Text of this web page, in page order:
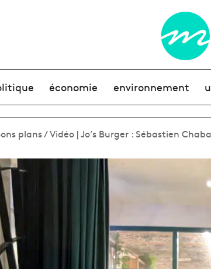
de menuéconomie environnement
plans/Vidéo | Jo’s Burger : Sébastien